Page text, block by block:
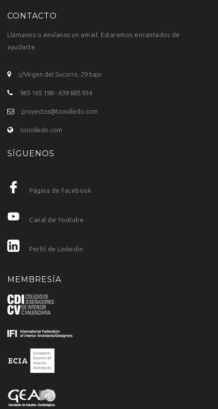
CONTACTO
Llámanos o envíanos un email. Estaremos encantados de
ayudarte.
c/Virgen del Socorro, 29 bajo
965 165 198 - 639 685 934
proyectos@tonolledo.com
tonolledo.com
SÍGUENOS
Página de Facebook
Canal de Youtube
Perfil de Linkedin
MEMBRESÍA